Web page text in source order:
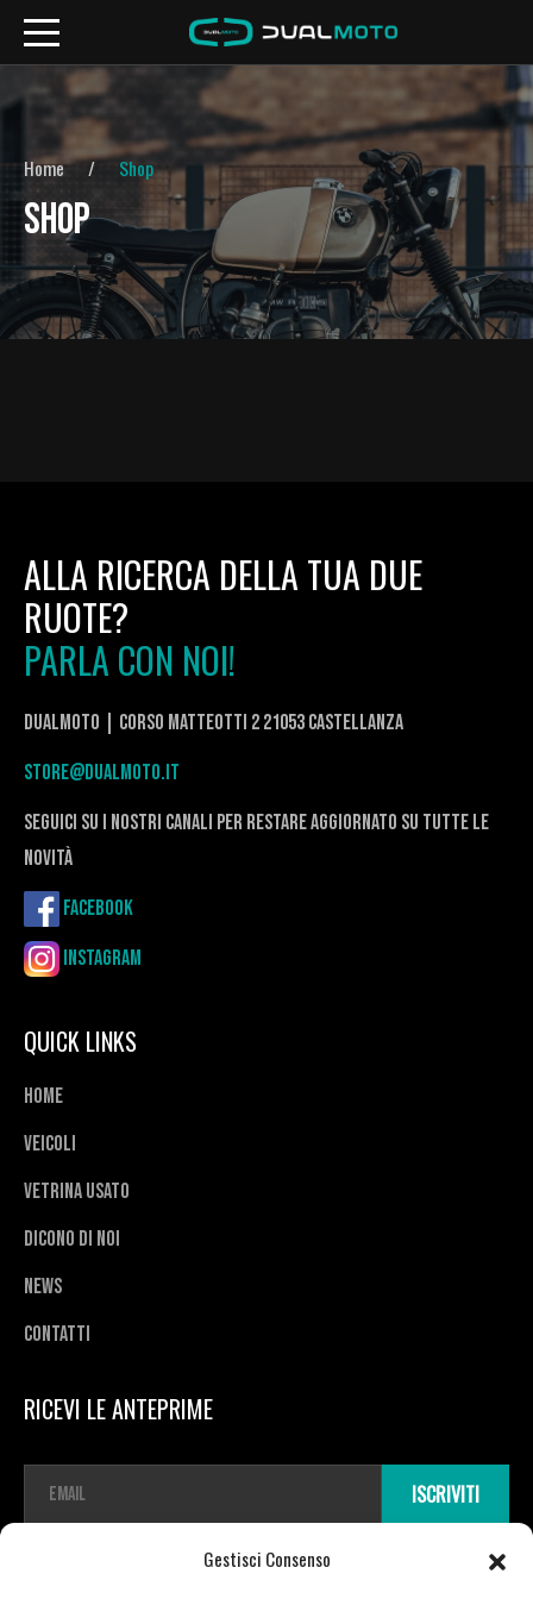
Gestisci Consenso
Home Shop
SHOP
ALLA RICERCA DELLA TUA DUE
RUOTE?
PARLA CON NOI!
DualMoto | corso Matteotti 2 21053 Castellanza
store@dualmoto.it
seguici su i nostri canali per restare aggiornato su tutte le
novità
Facebook
Instagram
QUICK LINKS
Home
Veicoli
Vetrina usato
Dicono di noi
News
Contatti
RICEVI LE ANTEPRIME
a
ISCRIVITI